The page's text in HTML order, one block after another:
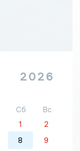
2026
Сб
Вс
1
2
8
9